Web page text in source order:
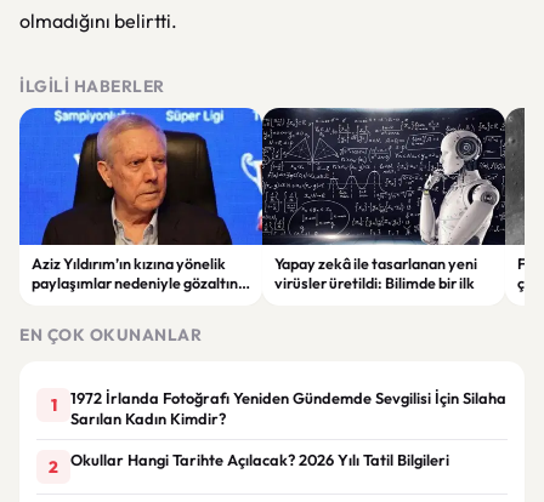
olmadığını belirtti.
İLGILI HABERLER
Aziz Yıldırım’ın kızına yönelik
paylaşımlar nedeniyle gözaltına
Yapay zekâ ile tasarlanan yeni
virüsler üretildi: Bilimde bir ilk
EN ÇOK OKUNANLAR
1
1972 İrlanda Fotoğrafı Yeniden Gündemde Sevgilisi İçin Silaha
Sarılan Kadın Kimdir?
2 Okullar Hangi Tarihte Açılacak? 2026 Yılı Tatil Bilgileri